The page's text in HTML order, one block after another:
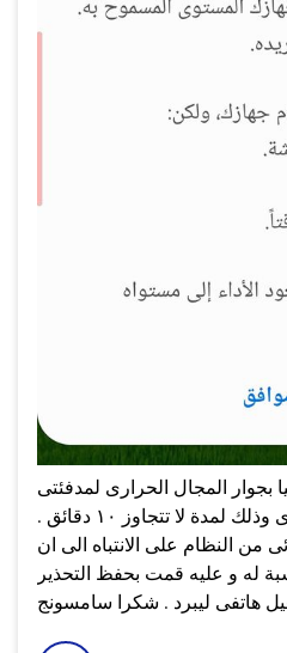
بجوار المجال الحرارى لمدفئتى
و ايضا الشحن كان جارى وذلك لمدة لا تتجاوز ١٠ دقائق .
من النظام على الانتباه الى ان
له و عليه قمت بحفظ التحذير
هاتفى ليبرد . شكرا سامسونج